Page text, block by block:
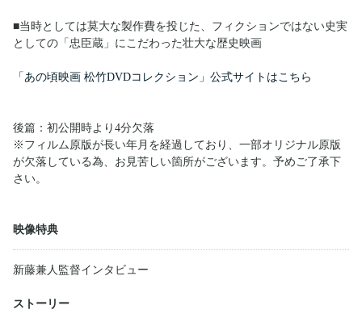
■当時としては莫大な製作費を投じた、フィクションではない史実
としての「忠臣蔵」にこだわった壮大な歴史映画
「あの頃映画 松竹DVDコレクション」公式サイトはこちら
後篇：初公開時より4分欠落
※フィルム原版が長い年月を経過しており、一部オリジナル原版
が欠落している為、お見苦しい箇所がございます。予めご了承下
さい。
映像特典
新藤兼人監督インタビュー
ストーリー